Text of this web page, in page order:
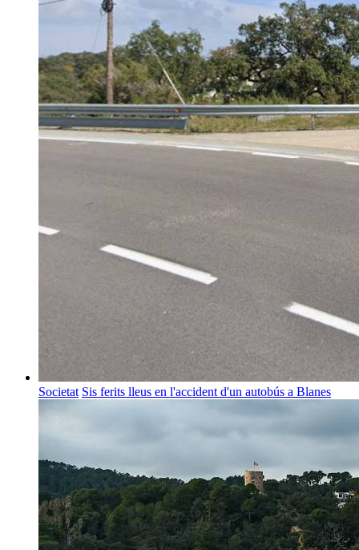
Societat Sis ferits lleus en l'accident d'un autobús a Blanes